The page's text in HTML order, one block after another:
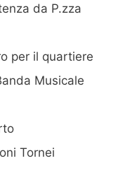
da P.zza
per il quartiere
Musicale
Tornei